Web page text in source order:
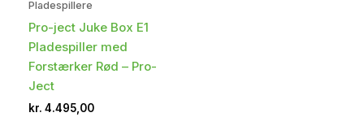
Pladespillere
Pro-ject Juke Box E1
Pladespiller med
Forstærker Rød – Pro-
Ject
kr. 4.495,00